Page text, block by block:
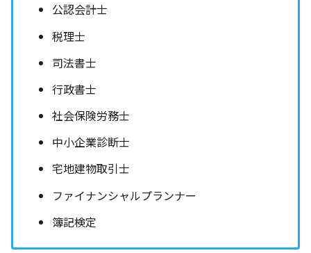
公認会計士
税理士
司法書士
行政書士
社会保険労務士
中小企業診断士
宅地建物取引士
ファイナンシャルプランナー
簿記検定